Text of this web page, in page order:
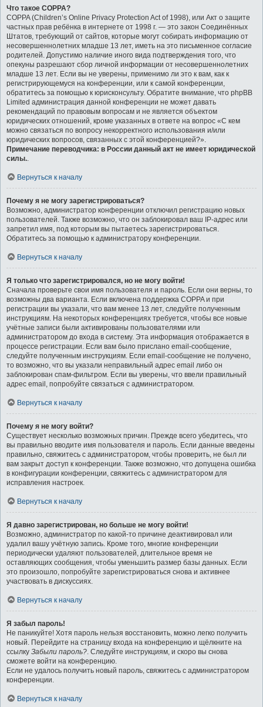
Что такое COPPA?
COPPA (Children’s Online Privacy Protection Act of 1998), или Акт о защите
частных прав ребёнка в интернете от 1998 г. — это закон Соединённых
Штатов, требующий от сайтов, которые могут собирать информацию от
несовершеннолетних младше 13 лет, иметь на это письменное согласие
родителей. Допустимо наличие иного вида подтверждения того, что
опекуны разрешают сбор личной информации от несовершеннолетних
младше 13 лет. Если вы не уверены, применимо ли это к вам, как к
регистрирующемуся на конференции, или к самой конференции,
обратитесь за помощью к юрисконсульту. Обратите внимание, что phpBB
Limited администрация данной конференции не может давать
рекомендаций по правовым вопросам и не является объектом
юридических отношений, кроме указанных в ответе на вопрос «С кем
можно связаться по вопросу некорректного использования и/или
юридических вопросов, связанных с этой конференцией?».
Примечание переводчика: в России данный акт не имеет юридической
силы..
Вернуться к началу
Почему я не могу зарегистрироваться?
Возможно, администратор конференции отключил регистрацию новых
пользователей. Также возможно, что он заблокировал ваш IP-адрес или
запретил имя, под которым вы пытаетесь зарегистрироваться.
Обратитесь за помощью к администратору конференции.
Вернуться к началу
Я только что зарегистрировался, но не могу войти!
Сначала проверьте свои имя пользователя и пароль. Если они верны, то
возможны два варианта. Если включена поддержка COPPA и при
регистрации вы указали, что вам менее 13 лет, следуйте полученным
инструкциям. На некоторых конференциях требуется, чтобы все новые
учётные записи были активированы пользователями или
администратором до входа в систему. Эта информация отображается в
процессе регистрации. Если вам было прислано email-сообщение,
следуйте полученным инструкциям. Если email-сообщение не получено,
то возможно, что вы указали неправильный адрес email либо он
заблокирован спам-фильтром. Если вы уверены, что ввели правильный
адрес email, попробуйте связаться с администратором.
Вернуться к началу
Почему я не могу войти?
Существует несколько возможных причин. Прежде всего убедитесь, что
вы правильно вводите имя пользователя и пароль. Если данные введены
правильно, свяжитесь с администратором, чтобы проверить, не был ли
вам закрыт доступ к конференции. Также возможно, что допущена ошибка
в конфигурации конференции, свяжитесь с администратором для
исправления настроек.
Вернуться к началу
Я давно зарегистрирован, но больше не могу войти!
Возможно, администратор по какой-то причине деактивировал или
удалил вашу учётную запись. Кроме того, многие конференции
периодически удаляют пользователей, длительное время не
оставляющих сообщения, чтобы уменьшить размер базы данных. Если
это произошло, попробуйте зарегистрироваться снова и активнее
участвовать в дискуссиях.
Вернуться к началу
Я забыл пароль!
Не паникуйте! Хотя пароль нельзя восстановить, можно легко получить
новый. Перейдите на страницу входа на конференцию и щёлкните на
ссылку Забыли пароль?. Следуйте инструкциям, и скоро вы снова
сможете войти на конференцию.
Если не удалось получить новый пароль, свяжитесь с администратором
конференции.
Вернуться к началу